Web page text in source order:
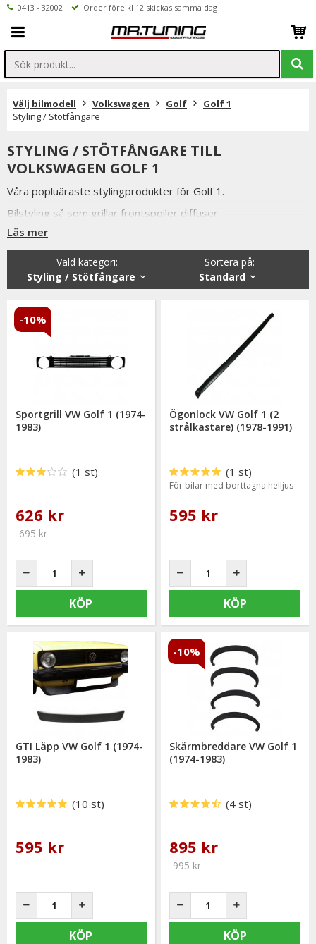
0413 - 32002 Order före kl 12 skickas samma dag
Välj bilmodell Volkswagen Golf
Golf 1
Styling / Stötfångare
STYLING / STÖTFÅNGARE TILL
VOLKSWAGEN GOLF 1
Våra popluäraste stylingprodukter för Golf 1.
Bilstyling så som grillar frontspoiler diffuser.
Du har alltid 14 dagars returrätt och om du har några frågor
får du gärna kontakta oss då vi själva har ett brinnande
intresse för bilstyling & biltuning och svarar gladeligen på era
funderingar. På vardagar mellan 09 - 16 kan ni nå oss via
mail: info@mrtuning.se
Läs mer
Sortera på:
Standard
Vald kategori:
Styling / Stötfångare
Sportgrill VW Golf 1 (1974-
1983)
(1 st)
626 kr
695 kr
-10%
KÖP
Ögonlock VW Golf 1 (2
strålkastare) (1978-1991)
(1 st)
För bilar med borttagna helljus
595 kr
KÖP
GTI Läpp VW Golf 1 (1974-
1983)
(10 st)
595 kr
KÖP
Skärmbreddare VW Golf 1
(1974-1983)
(4 st)
895 kr
995 kr
-10%
KÖP